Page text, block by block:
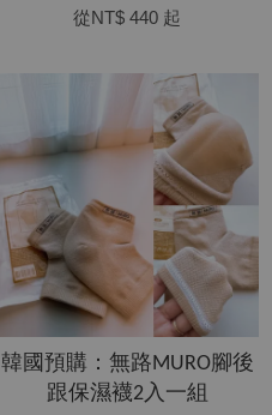
從NT$ 440 起
韓國預購：無路MURO腳後
跟保濕襪2入一組